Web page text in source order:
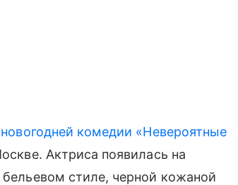
комедии «Невероятные
Актриса появилась на
стиле, черной кожаной